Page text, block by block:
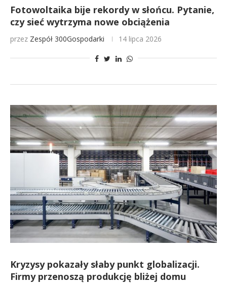
Fotowoltaika bije rekordy w słońcu. Pytanie,
czy sieć wytrzyma nowe obciążenia
przez Zespół 300Gospodarki 14 lipca 2026
Kryzysy pokazały słaby punkt globalizacji.
Firmy przenoszą produkcję bliżej domu